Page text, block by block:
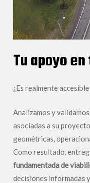
Tu apoyo
¿Es realmente
Analizamos y
asociadas a su
geométricas,
Como resultado,
fundamentada de
decisiones informadas